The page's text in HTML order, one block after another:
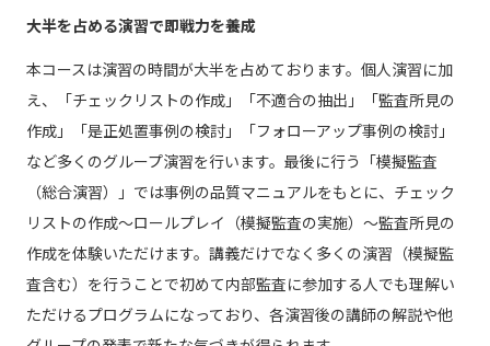
大半を占める演習で即戦力を養成
本コースは演習の時間が大半を占めております。個人演習に加
え、「チェックリストの作成」「不適合の抽出」「監査所見の
作成」「是正処置事例の検討」「フォローアップ事例の検討」
など多くのグループ演習を行います。最後に行う「模擬監査
（総合演習）」では事例の品質マニュアルをもとに、チェック
リストの作成～ロールプレイ（模擬監査の実施）～監査所見の
作成を体験いただけます。講義だけでなく多くの演習（模擬監
査含む）を行うことで初めて内部監査に参加する人でも理解い
ただけるプログラムになっており、各演習後の講師の解説や他